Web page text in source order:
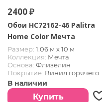
2400 ₽
Обои HC72162-46 Palitra
Home Color Мечта
Размер: 1.06 м х 10 м
Коллекция: Мечта
Основа: Флизелин
Покрытие: Винил горячего
тиснения
Страна:РОССИЯ
В наличии
Купить